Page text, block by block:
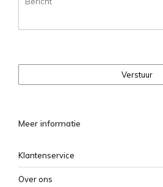
Verstuur
Meer informatie
Klantenservice
Over ons